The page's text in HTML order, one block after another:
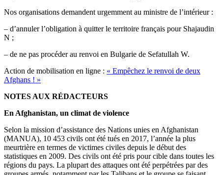
Nos organisations demandent urgemment au ministre de l’intérieur :
– d’annuler l’obligation à quitter le territoire français pour Shajaudin
N ;
– de ne pas procéder au renvoi en Bulgarie de Sefatullah W.
Action de mobilisation en ligne : « Empêchez le renvoi de deux
Afghans ! »
NOTES AUX RÉDACTEURS
En Afghanistan, un climat de violence
Selon la mission d’assistance des Nations unies en Afghanistan
(MANUA), 10 453 civils ont été tués en 2017, l’année la plus
meurtrière en termes de victimes civiles depuis le début des
statistiques en 2009. Des civils ont été pris pour cible dans toutes les
régions du pays. La plupart des attaques ont été perpétrées par des